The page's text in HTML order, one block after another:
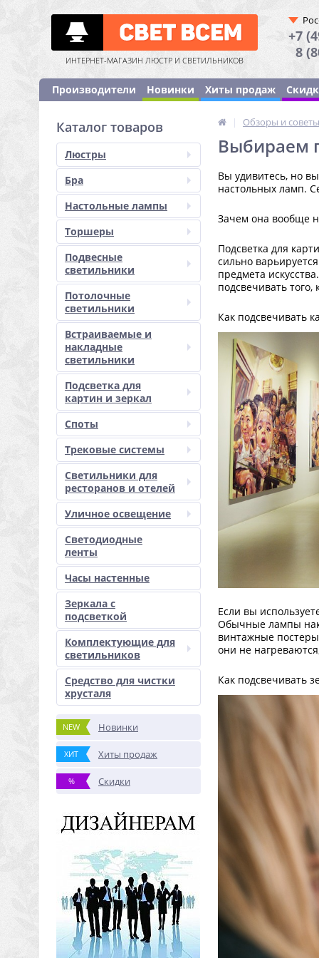
ИНТЕРНЕТ-МАГАЗИН ЛЮСТР И СВЕТИЛЬНИКОВ
+7
8
Производители Новинки Хиты продаж
Каталог товаров
Люстры
Бра
Настольные лампы
Торшеры
Подвесные
светильники
Потолочные
светильники
Встраиваемые и
накладные
светильники
Подсветка для
картин и зеркал
Споты
Трековые системы
Светильники для
ресторанов и отелей
Уличное освещение
Светодиодные
ленты
Часы настенные
Зеркала с
подсветкой
Комплектующие для
светильников
Средство для чистки
хрусталя
NEW Новинки
ХИТ Хиты продаж
% Скидки
| Обзоры и советы
Выбираем
Вы удивитесь, но
настольных ламп.
Зачем она вообще
Подсветка для
сильно
предмета
подсвечивать того,
Как подсвечивать
Если вы
Обычные лампы
винтажные
они не
Как подсвечивать